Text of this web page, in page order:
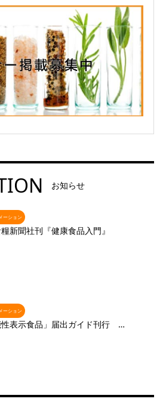
お知らせ
ーション
新聞社刊『健康食品入門』
ーション
性表示食品」届出ガイド刊行 …